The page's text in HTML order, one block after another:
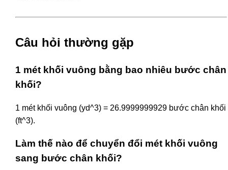
Câu hỏi thường gặp
1 mét khối vuông bằng bao nhiêu bước chân
khối?
1 mét khối vuông (yd^3) = 26.9999999929 bước chân khối
(ft^3).
Làm thế nào để chuyển đổi mét khối vuông
sang bước chân khối?